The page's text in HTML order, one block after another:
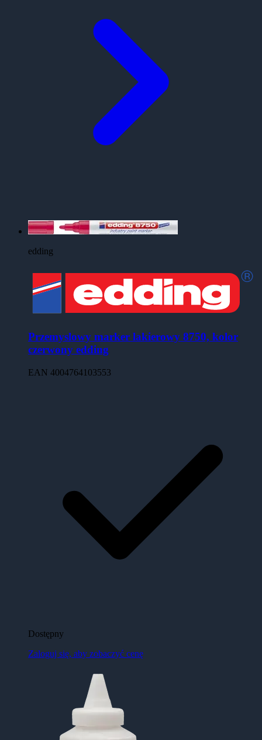
edding
Przemyslowy marker lakierowy 8750, kolor
czerwony edding
EAN 4004764103553
Dostępny
Zaloguj się, aby zobaczyć cenę